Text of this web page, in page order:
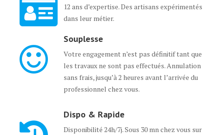
12 ans d’expertise. Des artisans expérimentés
dans leur métier.
Souplesse
Votre engagement n’est pas définitif tant que
les travaux ne sont pas effectués. Annulation
sans frais, jusqu’à 2 heures avant l’arrivée du
professionnel chez vous.
Dispo & Rapide
Disponibilité 24h/7j. Sous 30 mn chez vous sur